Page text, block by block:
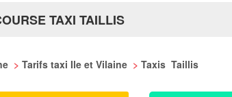
TAXI TAILLIS
> Tarifs taxi Ile et Vilaine > Taxis Taillis